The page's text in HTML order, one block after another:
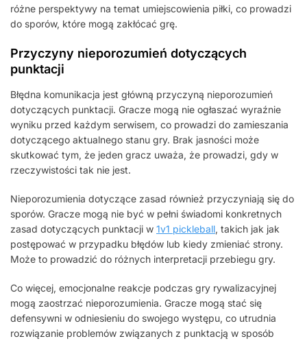
różne perspektywy na temat umiejscowienia piłki, co prowadzi
do sporów, które mogą zakłócać grę.
Przyczyny nieporozumień dotyczących
punktacji
Błędna komunikacja jest główną przyczyną nieporozumień
dotyczących punktacji. Gracze mogą nie ogłaszać wyraźnie
wyniku przed każdym serwisem, co prowadzi do zamieszania
dotyczącego aktualnego stanu gry. Brak jasności może
skutkować tym, że jeden gracz uważa, że prowadzi, gdy w
rzeczywistości tak nie jest.
Nieporozumienia dotyczące zasad również przyczyniają się do
sporów. Gracze mogą nie być w pełni świadomi konkretnych
zasad dotyczących punktacji w 1v1 pickleball, takich jak jak
postępować w przypadku błędów lub kiedy zmieniać strony.
Może to prowadzić do różnych interpretacji przebiegu gry.
Co więcej, emocjonalne reakcje podczas gry rywalizacyjnej
mogą zaostrzać nieporozumienia. Gracze mogą stać się
defensywni w odniesieniu do swojego występu, co utrudnia
rozwiązanie problemów związanych z punktacją w sposób